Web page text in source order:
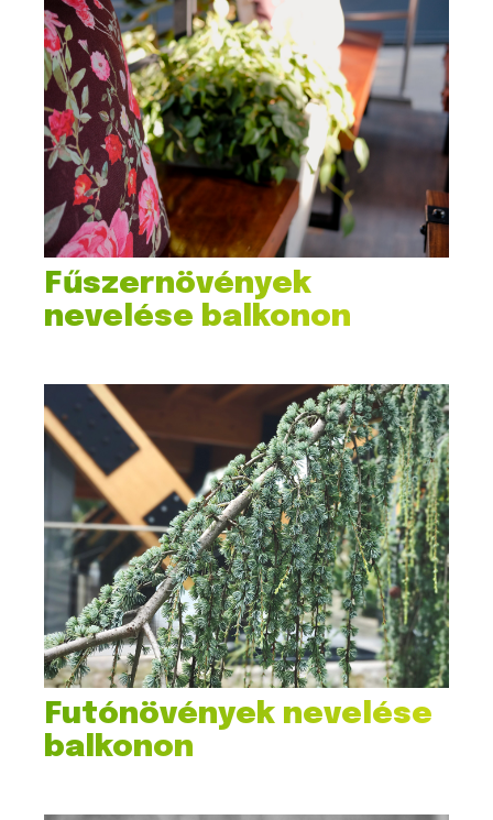
Fűszernövények
nevelése balkonon
Futónövények nevelése
balkonon